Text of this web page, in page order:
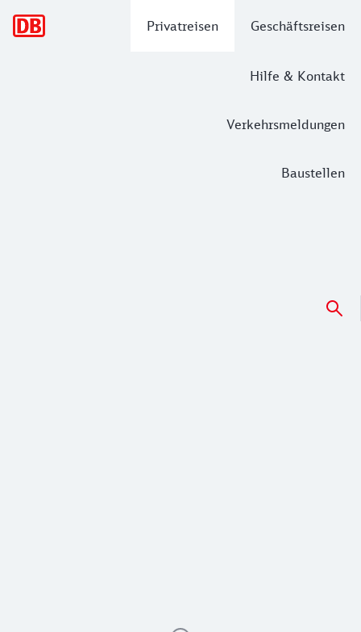
Privatreisen Geschäftsreisen
Hilfe & Kontakt
Verkehrsmeldungen
Baustellen